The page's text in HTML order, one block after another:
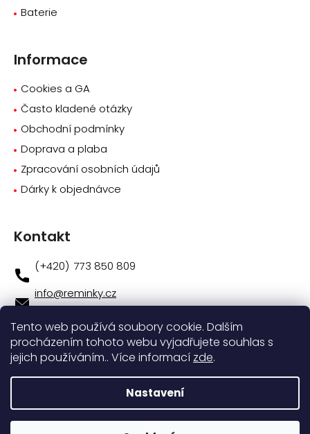
Tento web používá soubory cookie. Dalším
procházením tohoto webu vyjadřujete souhlas s
jejich používáním.. Více informací zde.
Nastavení
Baterie
Informace
Cookies a GA
Často kladené otázky
Obchodní podmínky
Doprava a plaba
Zpracování osobních údajů
Dárky k objednávce
Kontakt
info@reminky.cz
773 850 809
773 850 809
Novinky na facebooku
Instagram
Vytvořil Shoptet|NakódovaleshopGuru